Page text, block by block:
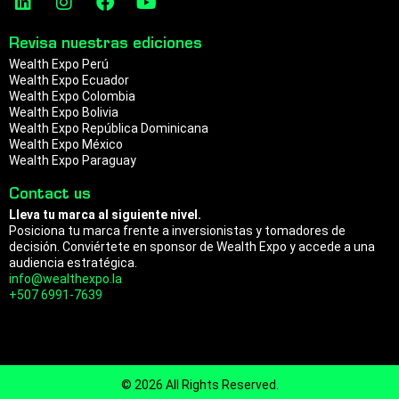
i
k
e
d
i
n
n
t
a
g
r
a
m
a
e
b
o
o
k
o
u
t
Revisa nuestras ediciones
Wealth Expo Perú
Wealth Expo Ecuador
Wealth Expo Colombia
Wealth Expo Bolivia
Wealth Expo República Dominicana
Wealth Expo México
Wealth Expo Paraguay
Contact us
Lleva tu marca al siguiente nivel.
Posiciona tu marca frente a inversionistas y tomadores de
decisión. Conviértete en sponsor de Wealth Expo y accede a una
audiencia estratégica.
info@wealthexpo.la
+507 6991-7639
© 2026 All Rights Reserved.